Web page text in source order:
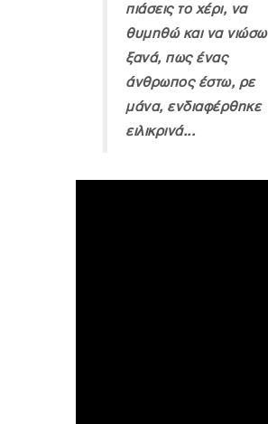
πιάσεις το χέρι, να
θυμηθώ και να νιώσω
ξανά, πως ένας
άνθρωπος έστω, ρε
μάνα, ενδιαφέρθηκε
ειλικρινά...